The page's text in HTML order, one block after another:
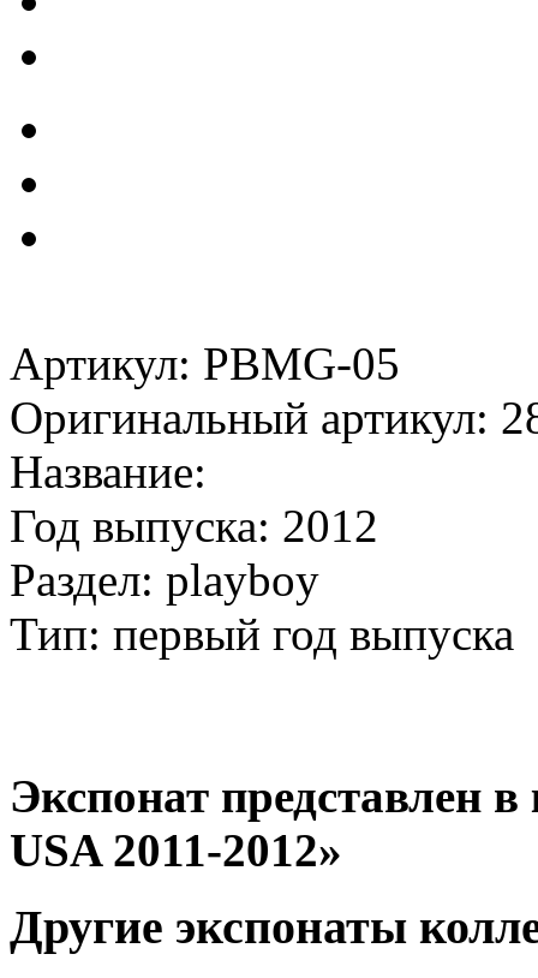
Артикул: PBMG-05
Оригинальный артикул:
Название:
Год выпуска: 2012
Раздел: playboy
Тип: первый год выпуска
Экспонат представлен
USA 2011-2012»
Другие экспонаты